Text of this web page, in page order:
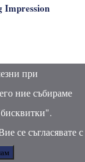
Impression
при
ние събираме
се съгласявате с